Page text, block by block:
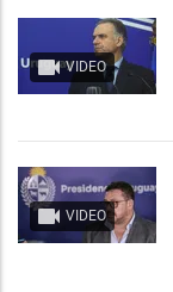
VIDEO
VIDEO